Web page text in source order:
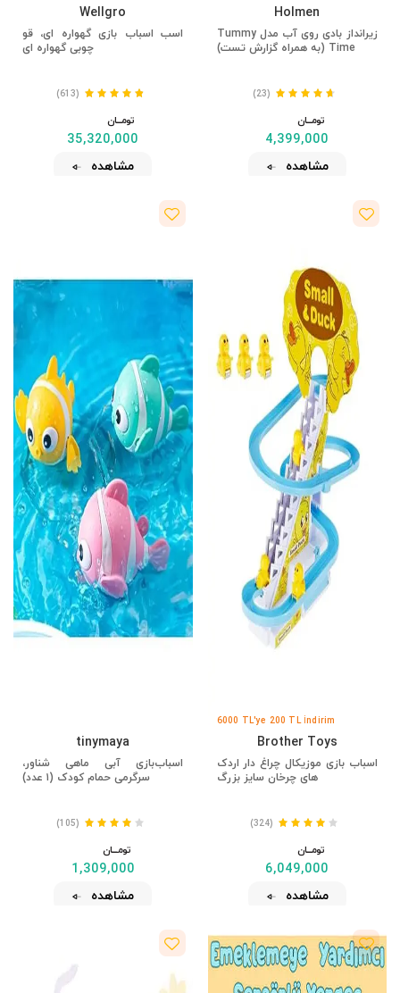
Holmen
زیرانداز بادی روی آب مدل Tummy
Time (به همراه گزارش تست)
(23)
تومــــــان
4,399,000
مشاهده
Wellgro
اسب اسباب بازی گهواره ای، قو
چوبی گهواره ای
(613)
تومــــــان
35,320,000
مشاهده
6000 TL'ye 200 TL İndirim
Brother Toys
اسباب بازی موزیکال چراغ دار اردک
های چرخان سایز بزرگ
(324)
تومــــــان
6,049,000
مشاهده
tinymaya
اسباب‌بازی آبی ماهی شناور،
سرگرمی حمام کودک (۱ عدد)
(105)
تومــــــان
1,309,000
مشاهده